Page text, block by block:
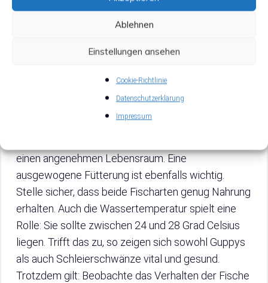
Ablehnen
Einstellungen ansehen
Cookie-Richtlinie
Datenschutzerklärung
Impressum
Berichte von Aquarianern
Schleierschwänzen und Guppys ist möglich! Viele
Aquarianer berichten von erfolgreichen
genügend Pflanzen und Versteckmöglichkeiten
einen angenehmen Lebensraum. Eine
ausgewogene Fütterung ist ebenfalls wichtig.
Stelle sicher, dass beide Fischarten genug Nahrung
erhalten. Auch die Wassertemperatur spielt eine
Rolle: Sie sollte zwischen 24 und 28 Grad Celsius
liegen. Trifft das zu, so zeigen sich sowohl Guppys
als auch Schleierschwänze vital und gesund.
Trotzdem gilt: Beobachte das Verhalten der Fische